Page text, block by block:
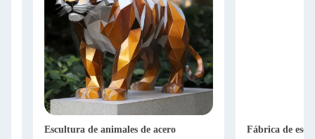
Escultura de animales de acero
Fábrica de